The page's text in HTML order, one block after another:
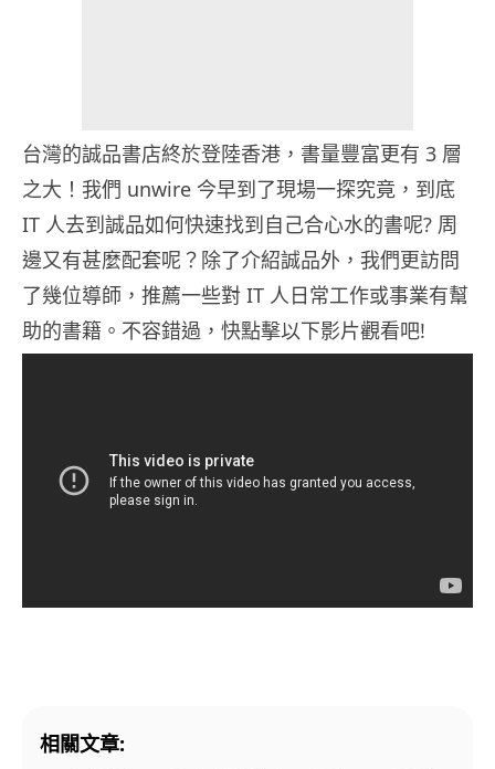
台灣的誠品書店終於登陸香港，書量豐富更有 3 層
之大！我們 unwire 今早到了現場一探究竟，到底
IT 人去到誠品如何快速找到自己合心水的書呢? 周
邊又有甚麼配套呢？除了介紹誠品外，我們更訪問
了幾位導師，推薦一些對 IT 人日常工作或事業有幫
助的書籍。不容錯過，快點擊以下影片觀看吧!
相關文章: